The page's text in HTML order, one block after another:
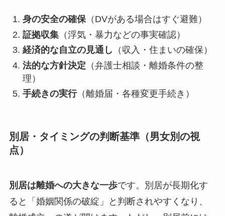
身の安全の確保（DVがある場合はすぐ避難）
証拠収集（浮気・暴力などの事実確認）
経済的な自立の見通し （収入・住まいの確保）
法的な方針決定 （弁護士相談・離婚条件の整
理）
手続きの実行（離婚届・各種変更手続き）
別居・タイミングの判断基準（男女別の視
点）
別居は離婚への大きな一歩です。別居が長期化す
ると「婚姻関係の破綻」と判断されやすくなり、